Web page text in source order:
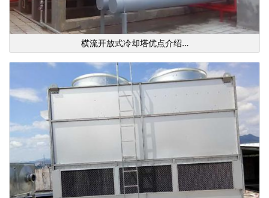
横流开放式冷却塔优点介绍…